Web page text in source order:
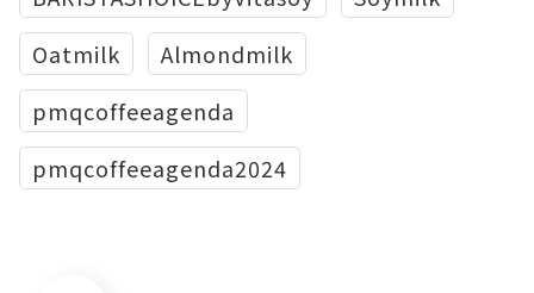
Oatmilk
Almondmilk
pmqcoffeeagenda
pmqcoffeeagenda2024